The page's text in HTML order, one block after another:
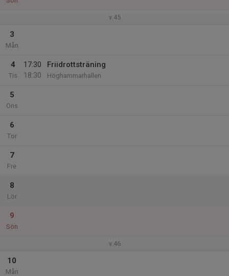
v.45
3
Mån
4
Tis
17:30
18:30
Friidrottsträning
Höghammarhallen
5
Ons
6
Tor
7
Fre
8
Lör
9
Sön
v.46
10
Mån